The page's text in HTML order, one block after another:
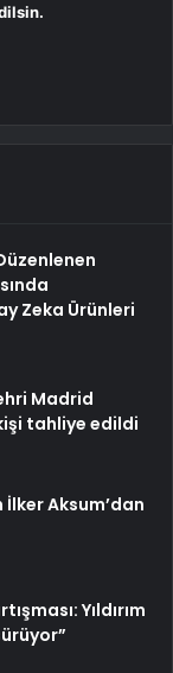
Zeka Ürünleri
Madrid
tahliye edildi
Aksum’dan
Yıldırım